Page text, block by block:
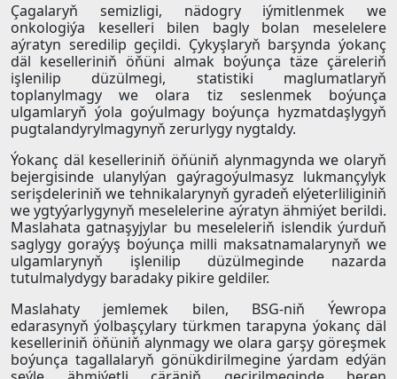
Çagalaryň semizligi, nädogry iýmitlenmek we
onkologiýa keselleri bilen bagly bolan meselelere
aýratyn seredilip geçildi. Çykyşlaryň barşynda ýokanç
däl keselleriniň öňüni almak boýunça täze çäreleriň
işlenilip düzülmegi, statistiki maglumatlaryň
toplanylmagy we olara tiz seslenmek boýunça
ulgamlaryň ýola goýulmagy boýunça hyzmatdaşlygyň
pugtalandyrylmagynyň zerurlygy nygtaldy.
Ýokanç däl keselleriniň öňüniň alynmagynda we olaryň
bejergisinde ulanylýan gaýragoýulmasyz lukmançylyk
serişdeleriniň we tehnikalarynyň gyradeň elýeterliliginiň
we ygtyýarlygynyň meselelerine aýratyn ähmiýet berildi.
Maslahata gatnaşyjylar bu meseleleriň islendik ýurduň
saglygy goraýyş boýunça milli maksatnamalarynyň we
ulgamlarynyň işlenilip düzülmeginde nazarda
tutulmalydygy baradaky pikire geldiler.
Maslahaty jemlemek bilen, BSG-niň Ýewropa
edarasynyň ýolbaşçylary türkmen tarapyna ýokanç däl
keselleriniň öňüniň alynmagy we olara garşy göreşmek
boýunça tagallalaryň gönükdirilmegine ýardam edýän